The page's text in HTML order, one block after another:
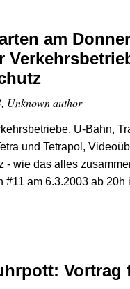
am
Unknown author
U-Bahn,
und Tetrapol,
- wie das alles
#11 am 6.3.2003 ab
Vortrag